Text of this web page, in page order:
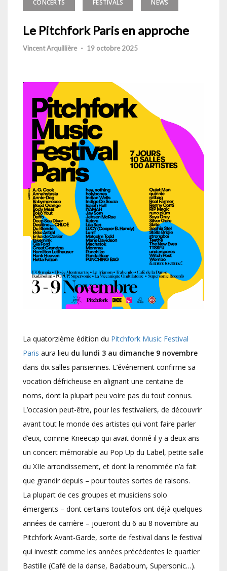
CONCERTS FESTIVALS NEWS
Le Pitchfork Paris en approche
Vincent Arquillière - 19 octobre 2025
La quatorzième édition du Pitchfork Music Festival
Paris aura lieu du lundi 3 au dimanche 9 novembre
dans dix salles parisiennes. L’événement confirme sa
vocation défricheuse en alignant une centaine de
noms, dont la plupart peu voire pas du tout connus.
L’occasion peut-être, pour les festivaliers, de découvrir
avant tout le monde des artistes qui vont faire parler
d’eux, comme Kneecap qui avait donné il y a deux ans
un concert mémorable au Pop Up du Label, petite salle
du XIIe arrondissement, et dont la renommée n’a fait
que grandir depuis – pour toutes sortes de raisons.
La plupart de ces groupes et musiciens solo
émergents – dont certains toutefois ont déjà quelques
années de carrière – joueront du 6 au 8 novembre au
Pitchfork Avant-Garde, sorte de festival dans le festival
qui investit comme les années précédentes le quartier
Bastille (Café de la danse, Badaboum, Supersonic…).